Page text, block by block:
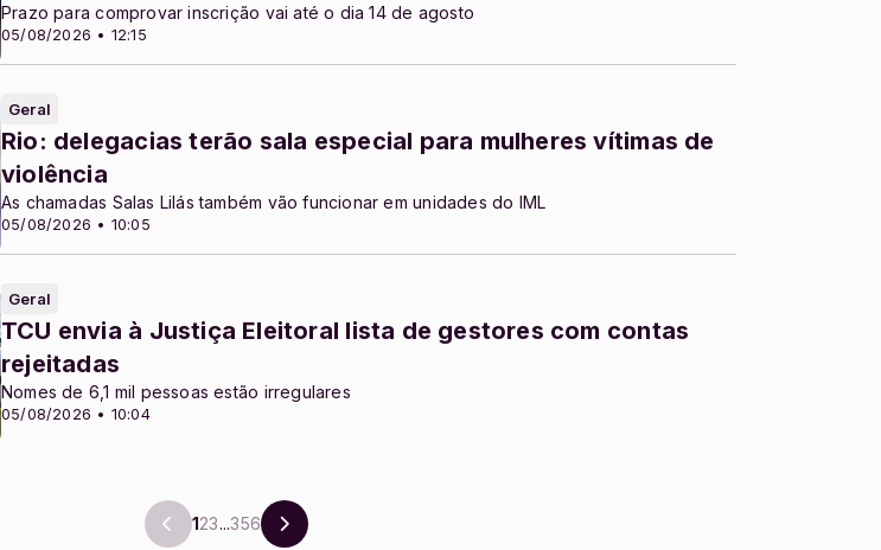
05/08/2026 • 12:15
Prazo para comprovar inscrição vai até o dia 14 de agosto
Geral
05/08/2026 • 10:05
Rio: delegacias terão sala especial para mulheres vítimas de
violência
As chamadas Salas Lilás também vão funcionar em unidades do IML
Geral
05/08/2026 • 10:04
TCU envia à Justiça Eleitoral lista de gestores com contas
rejeitadas
Nomes de 6,1 mil pessoas estão irregulares
123...356